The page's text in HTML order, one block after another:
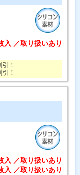
入 ／取り扱いあり
！
！
入 ／取り扱いあり
入 ／取り扱いあり